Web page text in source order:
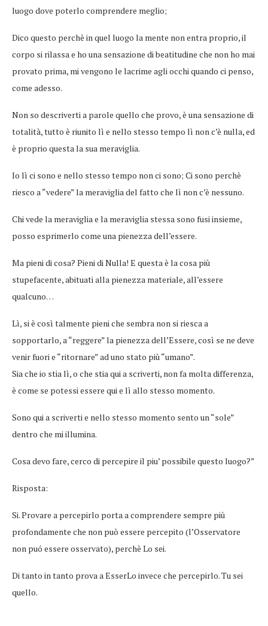
luogo dove poterlo comprendere meglio;
Dico questo perchè in quel luogo la mente non entra proprio, il
corpo si rilassa e ho una sensazione di beatitudine che non ho mai
provato prima, mi vengono le lacrime agli occhi quando ci penso,
come adesso.
Non so descriverti a parole quello che provo, è una sensazione di
totalità, tutto è riunito lì e nello stesso tempo lì non c’è nulla, ed
è proprio questa la sua meraviglia.
Io lì ci sono e nello stesso tempo non ci sono; Ci sono perchè
riesco a “vedere” la meraviglia del fatto che lì non c’è nessuno.
Chi vede la meraviglia e la meraviglia stessa sono fusi insieme,
posso esprimerlo come una pienezza dell’essere.
Ma pieni di cosa? Pieni di Nulla! E questa è la cosa più
stupefacente, abituati alla pienezza materiale, all’essere
qualcuno…
Lì, si è così talmente pieni che sembra non si riesca a
sopportarlo, a “reggere” la pienezza dell’Essere, così se ne deve
venir fuori e “ritornare” ad uno stato più “umano”.
Sia che io stia lì, o che stia qui a scriverti, non fa molta differenza,
è come se potessi essere qui e lì allo stesso momento.
Sono qui a scriverti e nello stesso momento sento un “sole”
dentro che mi illumina.
Cosa devo fare, cerco di percepire il piu’ possibile questo luogo?”
Risposta:
Si. Provare a percepirlo porta a comprendere sempre più
profondamente che non può essere percepito (l’Osservatore
non puó essere osservato), perchè Lo sei.
Di tanto in tanto prova a EsserLo invece che percepirlo. Tu sei
quello.